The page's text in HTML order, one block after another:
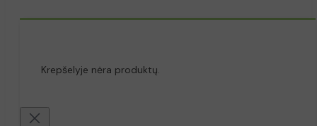
Krepšelyje nėra produktų.